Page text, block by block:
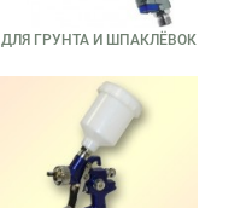
ДЛЯ ГРУНТА И ШПАКЛЁВОК